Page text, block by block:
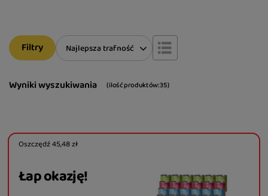
Wyniki wyszukiwania ( ilość produktów:35)
Zmień sortowanie
Najlepsza trafność
Filtry
Oszczędź45,48 zł
Łap okazję!